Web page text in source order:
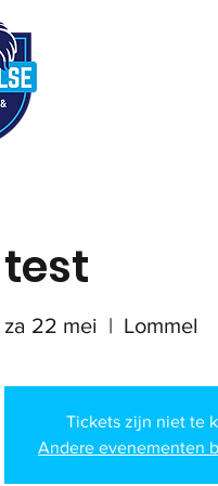
test
za 22 mei
  |
Lommel
Tickets zijn niet te
Andere evenementen